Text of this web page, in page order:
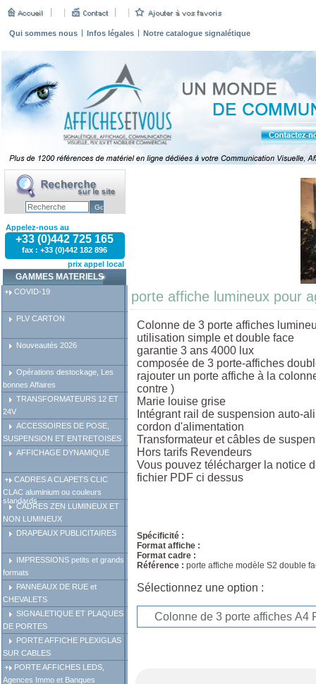
Qui sommes nous Infos légales Notre catalogue signalétique
Appelez-nous au
+33 (0)442 725 165
fax : +33 (0)442 182 896
prix appel local
GAMMES MATERIELS
COVID-19
PLV CARTON
Nouveautés 2026
Opérations destockage, Les
bonnes Affaires
TRANSFORMATEURS 12 ET
24V
ACCESSOIRES DE POSE,
SUSPENSION ET ENTRETOISES
AFFICHAGE DYNAMIQUE
CADRES A CLAPETS CLIC
CLAC aluminium ou couleurs
standards
CADRES ZEN LUMINEUX ET
NON LUMINEUX
DRAPEAUX PUBLICITAIRES
IMPRESSIONS petits et grands
formats
PANNEAUX DE RUE et
CHEVALETS
SIGNALETIQUE ET PLAQUES
DE PORTES
PORTE AFFICHE PLEXIGLAS
SUR CABLES
PORTE AFFICHES LEDS,
Agences Immo et Banques
porte affiche lumineux pour
Colonne de 3 porte affiches
utilisation simple et double face
garantie 3 ans 4000 lux
composée de 3 porte-affiches
rajouter un porte affiche à la
contre )
Marie louise grise
Intégrant rail de suspension auto-
cordon d'alimentation
Transformateur et câbles de
Hors tarifs Revendeurs
Vous pouvez télécharger la notice
fichier PDF ci dessus
Spécificité :
Format affiche :
Format cadre :
Référence : porte affiche modèle S2 double
Sélectionnez une option :